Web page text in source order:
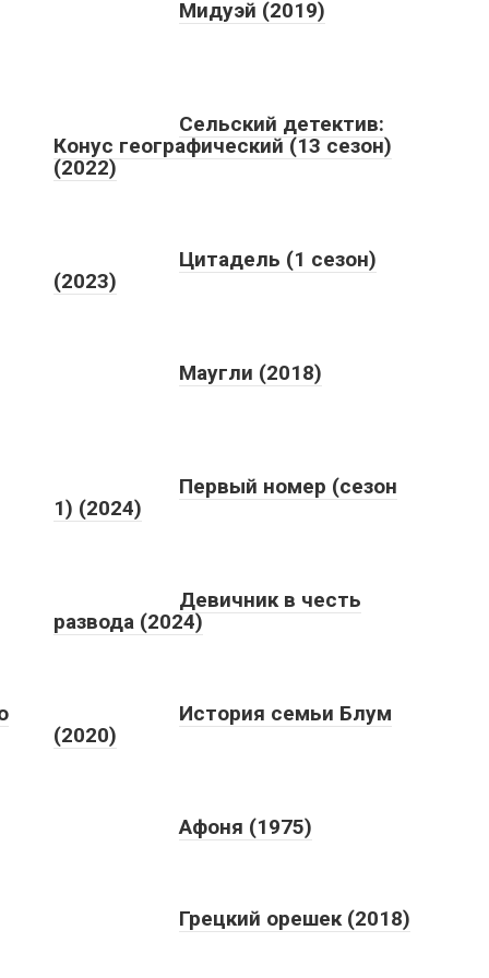
Мидуэй (2019)
Сельский детектив:
Конус географический (13 сезон)
(2022)
Цитадель (1 сезон)
(2023)
Маугли (2018)
Первый номер (сезон
1) (2024)
Девичник в честь
развода (2024)
История семьи Блум
(2020)
Афоня (1975)
Грецкий орешек (2018)